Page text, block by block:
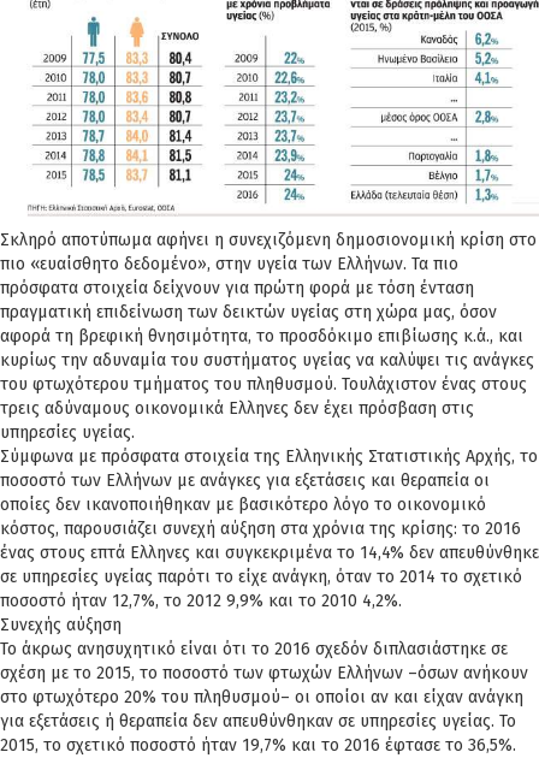
Σκληρό αποτύπωμα αφήνει η συνεχιζόμενη δημοσιονομική κρίση στο
πιο «ευαίσθητο δεδομένο», στην υγεία των Ελλήνων. Τα πιο
πρόσφατα στοιχεία δείχνουν για πρώτη φορά με τόση ένταση
πραγματική επιδείνωση των δεικτών υγείας στη χώρα μας, όσον
αφορά τη βρεφική θνησιμότητα, το προσδόκιμο επιβίωσης κ.ά., και
κυρίως την αδυναμία του συστήματος υγείας να καλύψει τις ανάγκες
του φτωχότερου τμήματος του πληθυσμού. Τουλάχιστον ένας στους
τρεις αδύναμους οικονομικά Ελληνες δεν έχει πρόσβαση στις
υπηρεσίες υγείας.
Σύμφωνα με πρόσφατα στοιχεία της Ελληνικής Στατιστικής Αρχής, το
ποσοστό των Ελλήνων με ανάγκες για εξετάσεις και θεραπεία οι
οποίες δεν ικανοποιήθηκαν με βασικότερο λόγο το οικονομικό
κόστος, παρουσιάζει συνεχή αύξηση στα χρόνια της κρίσης: το 2016
ένας στους επτά Ελληνες και συγκεκριμένα το 14,4% δεν απευθύνθηκε
σε υπηρεσίες υγείας παρότι το είχε ανάγκη, όταν το 2014 το σχετικό
ποσοστό ήταν 12,7%, το 2012 9,9% και το 2010 4,2%.
Συνεχής αύξηση
Το άκρως ανησυχητικό είναι ότι το 2016 σχεδόν διπλασιάστηκε σε
σχέση με το 2015, το ποσοστό των φτωχών Ελλήνων –όσων ανήκουν
στο φτωχότερο 20% του πληθυσμού– οι οποίοι αν και είχαν ανάγκη
για εξετάσεις ή θεραπεία δεν απευθύνθηκαν σε υπηρεσίες υγείας. Το
2015, το σχετικό ποσοστό ήταν 19,7% και το 2016 έφτασε το 36,5%.